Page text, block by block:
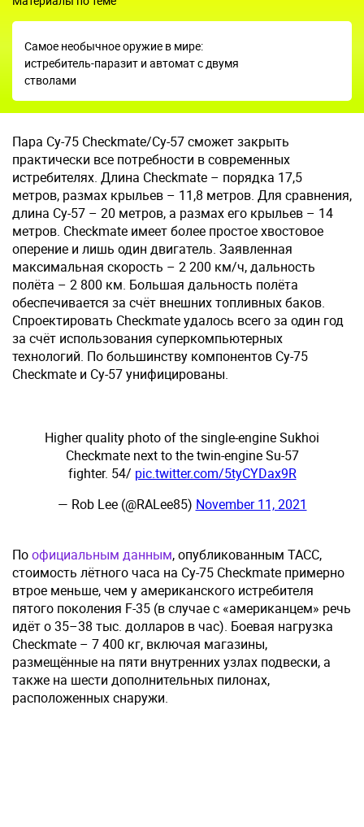
Самое необычное оружие в мире:
истребитель-паразит и автомат с двумя
стволами
Пара Су-75 Checkmate/Су-57 сможет закрыть
практически все потребности в современных
истребителях. Длина Checkmate – порядка 17,5
метров, размах крыльев – 11,8 метров. Для сравнения,
длина Су-57 – 20 метров, а размах его крыльев – 14
метров. Checkmate имеет более простое хвостовое
оперение и лишь один двигатель. Заявленная
максимальная скорость – 2 200 км/ч, дальность
полёта – 2 800 км. Большая дальность полёта
обеспечивается за счёт внешних топливных баков.
Спроектировать Checkmate удалось всего за один год
за счёт использования суперкомпьютерных
технологий. По большинству компонентов Су-75
Checkmate и Су-57 унифицированы.
Higher quality photo of the single-engine Sukhoi
Checkmate next to the twin-engine Su-57
fighter. 54/ pic.twitter.com/5tyCYDax9R
— Rob Lee (@RALee85) November 11, 2021
Поофициальным данным, опубликованным ТАСС,
стоимость лётного часа на Су-75 Checkmate примерно
втрое меньше, чем у американского истребителя
пятого поколения F-35 (в случае с «американцем» речь
идёт о 35–38 тыс. долларов в час). Боевая нагрузка
Checkmate – 7 400 кг, включая магазины,
размещённые на пяти внутренних узлах подвески, а
также на шести дополнительных пилонах,
расположенных снаружи.